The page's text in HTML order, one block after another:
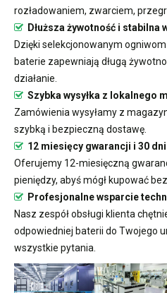
rozładowaniem, zwarciem,
Dłuższa żywotność i stabilna
Dzięki selekcjonowanym
baterie zapewniają długą
działanie.
Szybka wysyłka z lokalnego
Zamówienia wysyłamy z
szybką i bezpieczną dostawę.
12 miesięcy gwarancji i 30
Oferujemy 12-miesięczną
pieniędzy, abyś mógł kupować
Profesjonalne wsparcie
Nasz zespół obsługi klienta
odpowiedniej baterii do Twojego
wszystkie pytania.